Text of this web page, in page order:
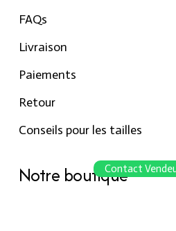
FAQs
Livraison
Paiements
Retour
Conseils pour les tailles
Notre boutique
Contact